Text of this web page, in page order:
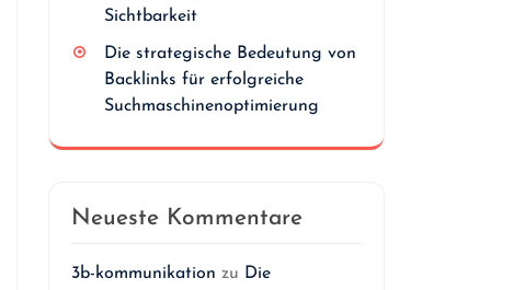
Sichtbarkeit
Die strategische Bedeutung von
Backlinks für erfolgreiche
Suchmaschinenoptimierung
Neueste Kommentare
3b-kommunikation zu Die